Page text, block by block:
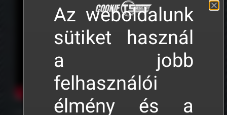
Az weboldalunk
sütiket használ
a jobb
felhasználói
élmény és a